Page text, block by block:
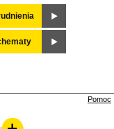
Pomoc